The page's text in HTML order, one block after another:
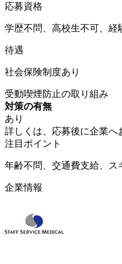
応募資格
学歴不問、高校生不可、経
待遇
社会保険制度あり
受動喫煙防止の取り組み
対策の有無
あり
詳しくは、応募後に企業へ
注目ポイント
年齢不問、交通費支給、ス
企業情報